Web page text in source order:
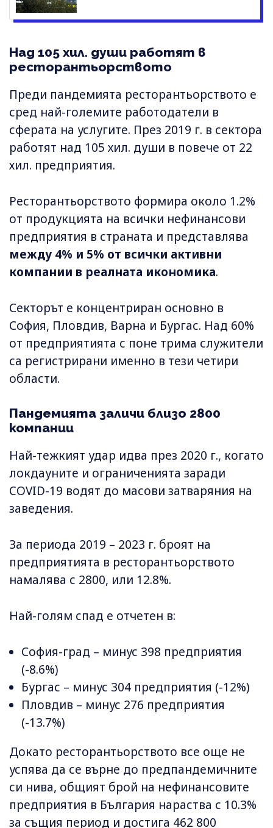
Над 105 хил. души работят в
ресторантьорството
Преди пандемията ресторантьорството е
сред най-големите работодатели в
сферата на услугите. През 2019 г. в сектора
работят над 105 хил. души в повече от 22
хил. предприятия.
Ресторантьорството формира около 1.2%
от продукцията на всички нефинансови
предприятия в страната и представлява
между 4% и 5% от всички активни
компании в реалната икономика.
Секторът е концентриран основно в
София, Пловдив, Варна и Бургас. Над 60%
от предприятията с поне трима служители
са регистрирани именно в тези четири
области.
Пандемията заличи близо 2800
компании
Най-тежкият удар идва през 2020 г., когато
локдауните и ограниченията заради
COVID-19 водят до масови затваряния на
заведения.
За периода 2019 – 2023 г. броят на
предприятията в ресторантьорството
намалява с 2800, или 12.8%.
Най-голям спад е отчетен в:
София-град – минус 398 предприятия
(-8.6%)
Бургас – минус 304 предприятия (-12%)
Пловдив – минус 276 предприятия
(-13.7%)
Докато ресторантьорството все още не
успява да се върне до предпандемичните
си нива, общият брой на нефинансовите
предприятия в България нараства с 10.3%
за същия период и достига 462 800